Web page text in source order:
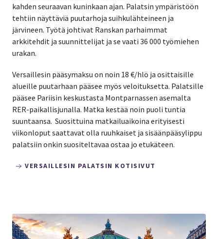
kahden seuraavan kuninkaan ajan. Palatsin ympäristöön
tehtiin näyttäviä puutarhoja suihkulähteineen ja
järvineen. Työtä johtivat Ranskan parhaimmat
arkkitehdit ja suunnittelijat ja se vaati 36 000 työmiehen
urakan.
Versaillesin pääsymaksu on noin 18 €/hlö ja osittaisille
alueille puutarhaan pääsee myös veloituksetta. Palatsille
pääsee Pariisin keskustasta Montparnassen asemalta
RER-paikallisjunalla. Matka kestää noin puoli tuntia
suuntaansa. Suosittuina matkailuaikoina erityisesti
viikonloput saattavat olla ruuhkaiset ja sisäänpääsylippu
palatsiin onkin suositeltavaa ostaa jo etukäteen.
VERSAILLESIN PALATSIN KOTISIVUT